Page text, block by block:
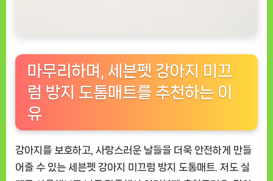
마무리하며, 세븐펫 강아지 미끄
럼 방지 도톰매트를 추천하는 이
유
강아지를 보호하고, 사랑스러운 날들을 더욱 안전하게 만들
어줄 수 있는 세븐펫 강아지 미끄럼 방지 도톰매트. 저도 실